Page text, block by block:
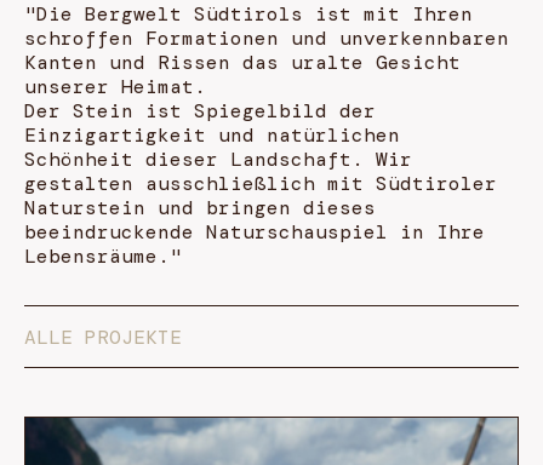
"Die Bergwelt Südtirols ist mit Ihren
schroffen Formationen und unverkennbaren
Kanten und Rissen das uralte Gesicht
unserer Heimat.
Der Stein ist Spiegelbild der
Einzigartigkeit und natürlichen
Schönheit dieser Landschaft. Wir
gestalten ausschließlich mit Südtiroler
Naturstein und bringen dieses
beeindruckende Naturschauspiel in Ihre
Lebensräume."
ALLE PROJEKTE